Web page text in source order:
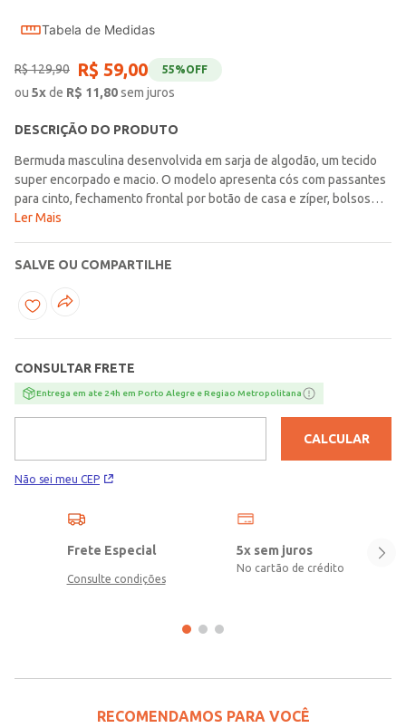
Tabela de Medidas
R$129,90 R$ 59,00 55%OFF
ou 5xde R$ 11,80sem juros
DESCRIÇÃO DO PRODUTO
Bermuda masculina desenvolvida em sarja de algodão, um tecido
super encorpado e macio. O modelo apresenta cós com passantes
para cinto, fechamento frontal por botão de casa e zíper, bolsos
frontais e posteriores embutidos funcionais, além de barra com
de calor com muito conforto!\n\nTecido: Sarja\nComposição: 100%
Ler Mais
SALVE OU COMPARTILHE
CONSULTAR FRETE
Entrega em ate 24h em Porto Alegre e Regiao Metropolitana
Não sei meu CEP
CALCULAR
Frete Especial
Consulte condições
5x sem juros
No cartão de crédito
RECOMENDAMOS PARA VOCÊ